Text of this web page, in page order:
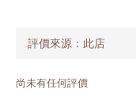
尚未有任何評價